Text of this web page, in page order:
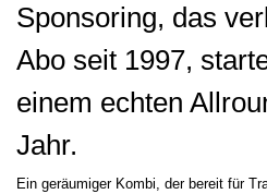
Sponsoring, das
Abo seit 1997,
einem echten
Jahr.
Ein geräumiger Kombi, der bereit für